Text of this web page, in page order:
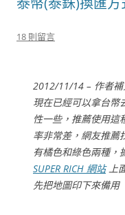
18 則留言
2012/11/14 – 作者補
現在已經可以拿台幣
性一些，推薦使用這
率非常差，網友推薦
有橘色和綠色兩種，
SUPER RICH 網站上
先把地圖印下來備用